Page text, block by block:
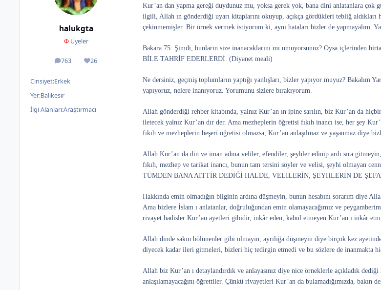
halukgta
ΦÜyeler
763
ileti 26
İtibar
Cinsiyet:Erkek
Yer:Balıkesir
İlgi Alanları:Araştırmacı
Kur’an dan yapma gereği duydunuz mu, yoksa gerek yok, bana dini anlatanlara
ilgili, Allah ın gönderdiği uyarı kitaplarını okuyup, açıkça gördükleri tebliğ aldıkları
çekinmemişler. Bir örnek vermek istiyorum ki, aynı hataları bizler de yapmayalım.
Bakara 75: Şimdi, bunların size inanacaklarını mı umuyorsunuz? Oysa
BİLE TAHRİF EDERLERDİ. (Diyanet meali)
Ne dersiniz, geçmiş toplumların yaptığı yanlışları, bizler yapıyor muyuz? Bakalım
yapıyoruz, nelere inanıyoruz. Yorumunu sizlere bırakıyorum.
Allah gönderdiği rehber kitabında, yalnız Kur’an ın ipine sarılın, biz Kur’an da
iletecek yalnız Kur’an dır der. Ama mezheplerin öğretisi fıkıh inancı ise, her şey
fıkıh ve mezheplerin beşeri öğretisi olmazsa, Kur’an anlaşılmaz ve yaşanmaz diye
Allah Kur’an da din ve iman adına veliler, efendiler, şeyhler edinip ardı sıra
fıkıh, mezhep ve tarikat inancı, bunun tam tersini söyler ve velisi, şeyhi olmayan
TÜMDEN BANA AİTTİR DEDİĞİ HALDE, VELİLERİN, ŞEYHLERİN DE
Hakkında emin olmadığın bilginin ardına düşmeyin, bunun hesabını sorarım diye
Ama bizlere İslam ı anlatanlar, doğruluğundan emin olamayacağımız ve
rivayet hadisler Kur’an ayetleri gibidir, inkâr eden, kabul etmeyen Kur’an ı inkâr
Allah dinde sakın bölünenler gibi olmayın, ayrılığa düşmeyin diye birçok kez
diyecek kadar ileri gitmeleri, bizleri hiç tedirgin etmedi ve bu sözlere de inanmakta
Allah biz Kur’an ı detaylandırdık ve anlayasınız diye nice örneklerle açıkladık
anlaşılamayacağını öğrettiler. Çünkü rivayetleri Kur’an da bulamadığımızda,